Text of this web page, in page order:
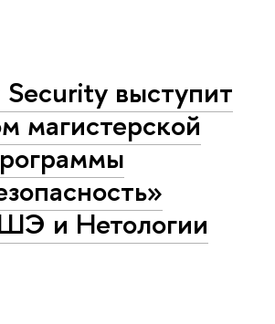
выступит
магистерской
и Нетологии